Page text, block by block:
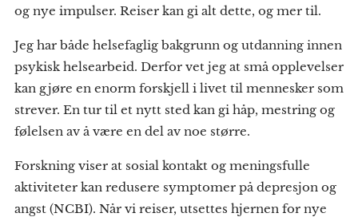
og nye impulser. Reiser kan gi alt dette, og mer til.
Jeg har både helsefaglig bakgrunn og utdanning innen
psykisk helsearbeid. Derfor vet jeg at små opplevelser
kan gjøre en enorm forskjell i livet til mennesker som
strever. En tur til et nytt sted kan gi håp, mestring og
følelsen av å være en del av noe større.
Forskning viser at sosial kontakt og meningsfulle
aktiviteter kan redusere symptomer på depresjon og
angst (NCBI). Når vi reiser, utsettes hjernen for nye